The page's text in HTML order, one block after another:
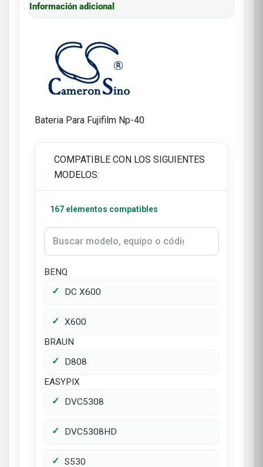
Información adicional
Bateria Para Fujifilm Np-40
COMPATIBLE CON LOS SIGUIENTES
MODELOS:
167 elementos compatibles
BENQ
DC X600
X600
BRAUN
D808
EASYPIX
DVC5308
DVC5308HD
S530